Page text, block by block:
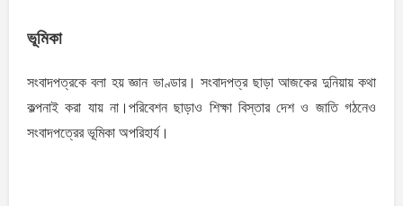
ভূমিকা
সংবাদপত্রকে বলা হয় জ্ঞান ভাণ্ডার। সংবাদপত্র ছাড়া আজকের দুনিয়ায় কথা
কল্পনাই করা যায় না।পরিবেশন ছাড়াও শিক্ষা বিস্তার দেশ ও জাতি গঠনেও
সংবাদপত্রের ভূমিকা অপরিহার্য।